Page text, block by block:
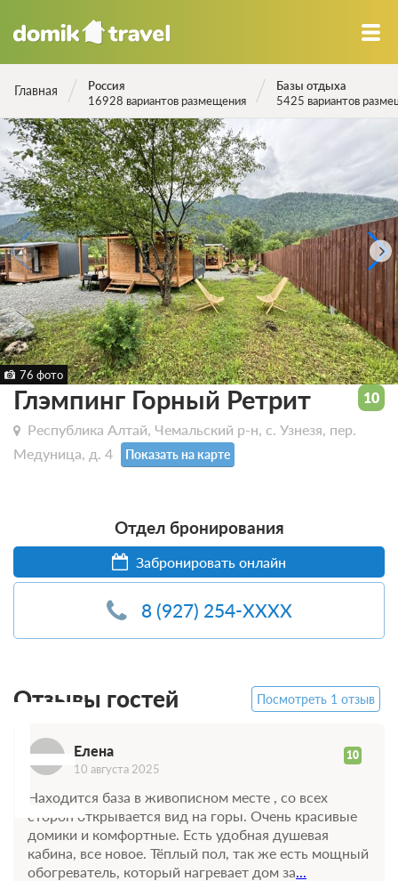
Главная
Россия
16928 вариантов размещения
Базы отдыха
5425 вариантов
76 фото
Глэмпинг Горный Ретрит
Республика Алтай, Чемальский р-н, с. Узнезя, пер.
Медуница, д. 4
Показать на карте
Отдел бронирования
Забронировать онлайн
8 (927) 254-XXXX
10
Отзывы гостей Посмотреть 1 отзыв
ЕЕлена 10
10 августа 2025
Находится база в живописном месте , со всех
сторон открывается вид на горы. Очень красивые
домики и комфортные. Есть удобная душевая
кабина, все новое. Тёплый пол, так же есть мощный
обогреватель, который нагревает дом за...